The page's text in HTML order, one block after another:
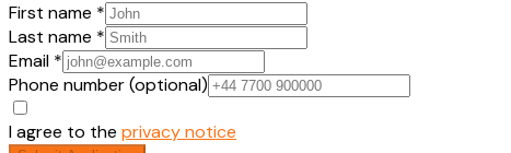
First name *
Last name *
Email *
Phone number (optional)
I agree to the privacy notice